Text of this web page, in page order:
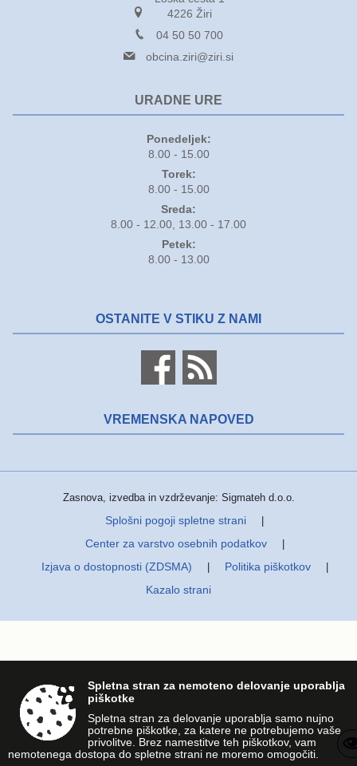
4226 Žiri
04 50 50 700
obcina.ziri@ziri.si
URADNE URE
Ponedeljek:
8.00 - 15.00
Torek:
8.00 - 15.00
Sreda:
8.00 - 12.00, 13.00 - 17.00
Petek:
8.00 - 13.00
OSTANITE V STIKU Z NAMI
VREMENSKA NAPOVED
Zasnova, izvedba in vzdrževanje: Sigmateh d.o.o.
Splošni pogoji spletne strani
Center za varstvo osebnih podatkov
Izjava o dostopnosti (ZDSMA) Politika piškotkov
Kazalo strani
Spletna stran za nemoteno delovanje uporablja
piškotke
Spletna stran za delovanje uporablja samo nujno
potrebne piškotke, za katere ne potrebujemo vaše
privolitve. Brez namestitve teh piškotkov, vam
nemotenega dostopa do spletne strani ne moremo omogočiti.